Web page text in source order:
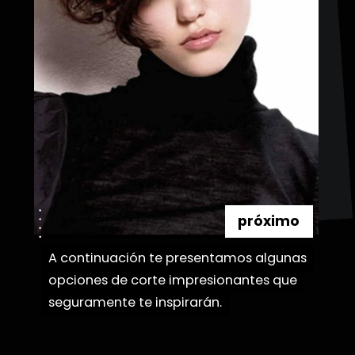
A continuación te presentamos algunas
opciones de corte impresionantes que
seguramente te inspirarán.
A continuación te presentamos algunas
opciones de corte impresionantes que
seguramente te inspirarán.
próximo